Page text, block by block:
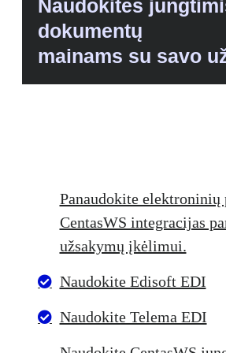
Naudokitės
dokumentų
mainams su savo
Panaudokite
CentasWS integracijas
užsakymų įkėlimui.
Naudokite Edisoft EDI
Naudokite Telema EDI